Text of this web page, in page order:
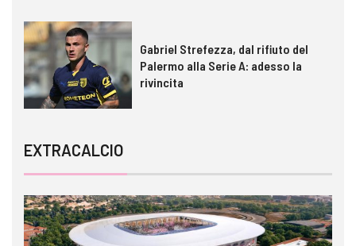
Gabriel Strefezza, dal rifiuto del
Palermo alla Serie A: adesso la
rivincita
EXTRACALCIO